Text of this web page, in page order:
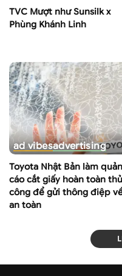
TVC Mượt như Sunsilk x
Phùng Khánh Linh
ad vibesadvertising
Toyota Nhật Bản làm
cáo cắt giấy hoàn toàn thủ
công để gửi thông điệp
an toàn